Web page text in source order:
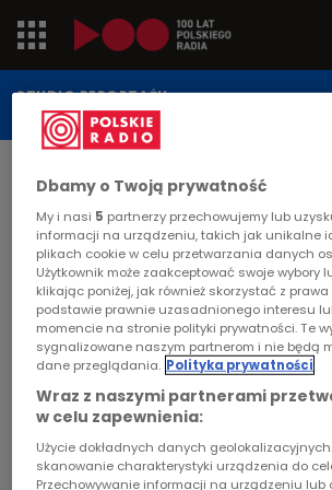
Jedynka
Dwójka
Czwórka
PR24
Poland
Kierowcy
Dzieci
STUDIO REPORTAŻU
POLSKIEGO RADIA
DATA PUBLIKACJI:
1999-11-29
STRONA GŁÓWNA > ARTYKUŁ
"Prosto z Belgradu"
MIGRACJA
"Kosowo z daleka" - dźwiękowy
eter do Jana Nowakowskiego z
którego autorka poszukiwała
NATO ponad pół roku pozostawał
odpowiedzi. Przed kilkoma
Dbamy o Twoją prywatność
My i nasi 5 partnerzy przechowujemy lub
informacji na urządzeniu, takich jak unikalne
plikach cookie w celu przetwarzania danych
Użytkownik może zaakceptować swoje wybory
klikając poniżej, jak również skorzystać z
podstawie prawnie uzasadnionego interesu
momencie na stronie polityki prywatności. Te
sygnalizowane naszym partnerom i nie będą
dane przeglądania. Polityka prywatności
Wraz z naszymi partnerami
w celu zapewnienia:
Użycie dokładnych danych
skanowanie charakterystyki urządzenia do
Przechowywanie informacji na urządzeniu lub